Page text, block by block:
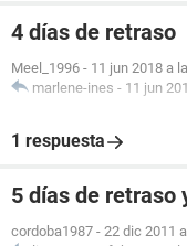
4 días de retraso
Meel_1996 - 11 jun 2018 a
marlene-ines - 11 jun
1 respuesta
5 días de retraso
cordoba1987 - 22 dic 2011